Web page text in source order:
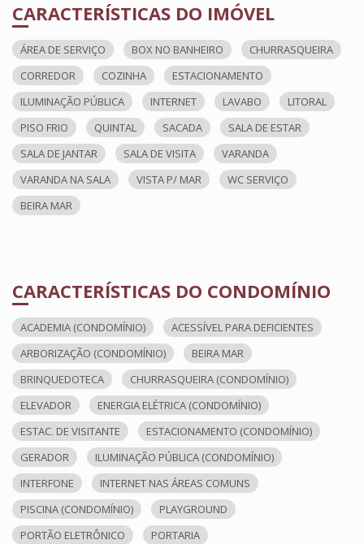
CARACTERÍSTICAS DO IMÓVEL
ÁREA DE SERVIÇO BOX NO BANHEIRO
CHURRASQUEIRA
CORREDOR
COZINHA
ESTACIONAMENTO
ILUMINAÇÃO PÚBLICA
INTERNET LAVABO
LITORAL
PISO FRIO
QUINTAL SACADA
SALA DE ESTAR
SALA DE JANTAR
SALA DE VISITA
VARANDA
VARANDA NA SALA
VISTA P/ MAR
WC SERVIÇO
BEIRA MAR
CARACTERÍSTICAS DO CONDOMÍNIO
ACADEMIA (CONDOMÍNIO)
ACESSÍVEL PARA DEFICIENTES
ARBORIZAÇÃO (CONDOMÍNIO)
BEIRA MAR
BRINQUEDOTECA
CHURRASQUEIRA (CONDOMÍNIO)
ELEVADOR
ENERGIA ELÉTRICA (CONDOMÍNIO)
ESTAC. DE VISITANTE
ESTACIONAMENTO (CONDOMÍNIO)
GERADOR
ILUMINAÇÃO PÚBLICA (CONDOMÍNIO)
INTERFONE
INTERNET NAS ÁREAS COMUNS
PISCINA (CONDOMÍNIO)
PLAYGROUND
PORTÃO ELETRÔNICO
PORTARIA